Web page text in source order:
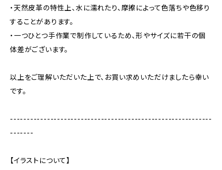
・天然皮革の特性上、水に濡れたり、摩擦によって色落ちや色移り
することがあります。
・一つひとつ手作業で制作しているため、形やサイズに若干の個
体差がございます。
以上をご理解いただいた上で、お買い求めいただけましたら幸い
です。
------------------------------------------------------------
-------
【イラストについて】